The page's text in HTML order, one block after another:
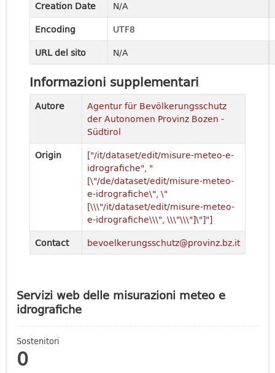
Servizi web delle misurazioni meteo e
idrografiche
Sostenitori
0
Creation Date
N/A
Encoding
UTF8
URL del sito
N/A
Informazioni supplementari
Autore
Agentur für Bevölkerungsschutz
der Autonomen Provinz Bozen -
Südtirol
Origin
["/it/dataset/edit/misure-meteo-e-
idrografiche", "
[\"/de/dataset/edit/misure-meteo-
e-idrografiche\", \"
[\\\"/it/dataset/edit/misure-meteo-
e-idrografiche\\\", \\\"\\\"]\"]"]
Contact
bevoelkerungsschutz@provinz.bz.it